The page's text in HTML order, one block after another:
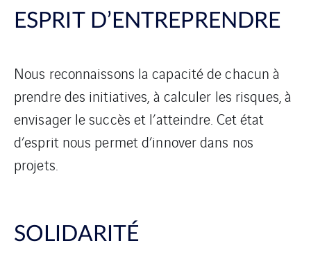
ESPRIT D’ENTREPRENDRE
Nous reconnaissons la capacité de chacun à
prendre des initiatives, à calculer les risques, à
envisager le succès et l’atteindre. Cet état
d’esprit nous permet d’innover dans nos
projets.
SOLIDARITÉ